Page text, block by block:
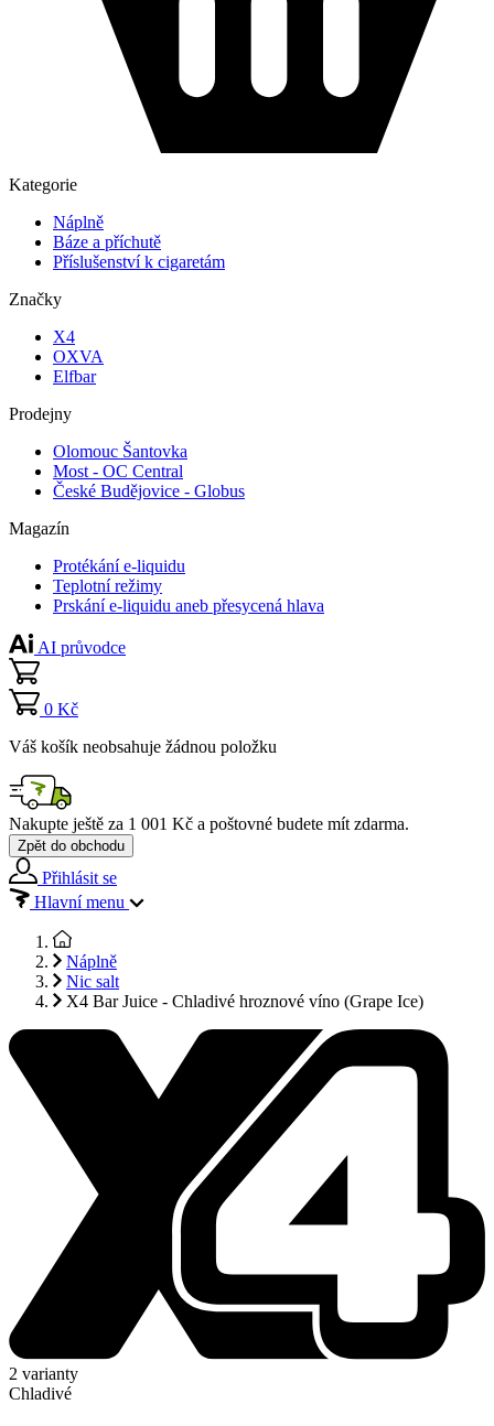
Kategorie
Náplně
Báze a příchutě
Příslušenství k cigaretám
Značky
X4
OXVA
Elfbar
Prodejny
Olomouc Šantovka
Most - OC Central
České Budějovice - Globus
Magazín
Protékání e-liquidu
Teplotní režimy
Prskání e-liquidu aneb přesycená hlava
AI průvodce
0 Kč
Váš košík neobsahuje žádnou položku
Nakupte ještě za 1 001 Kč a poštovné budete mít zdarma.
Zpět do obchodu
Přihlásit se
Hlavní menu
Náplně
Nic salt
X4 Bar Juice - Chladivé hroznové víno (Grape Ice)
2 varianty
Chladivé